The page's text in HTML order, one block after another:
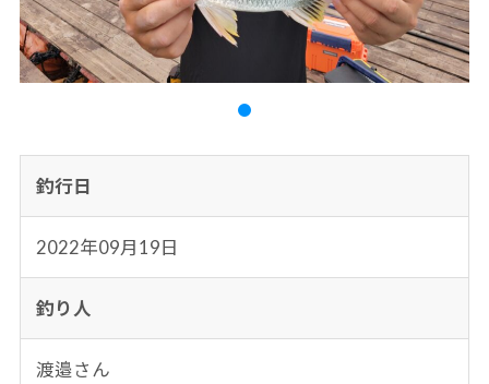
釣行日
2022年09月19日
釣り人
渡邉さん